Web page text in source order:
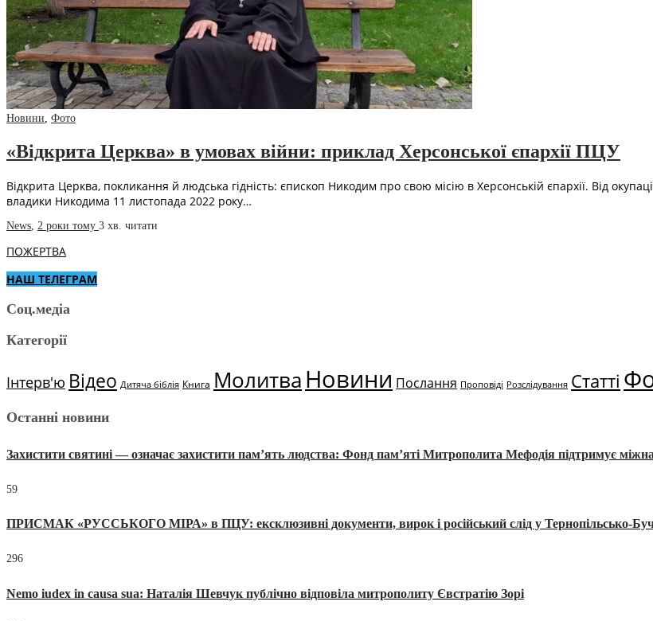
Новини, Фото
«Відкрита Церква» в умовах війни: приклад Херсонської єпархії ПЦУ
Відкрита Церква, покликання й людська гідність: єпископ Никодим про свою місію в Херсонській єпархії. Від
владики Никодима 11 листопада 2022 року…
News, 2 роки тому 3 хв. читати
ПОЖЕРТВА
НАШ ТЕЛЕГРАМ
Соц.медіа
Категорії
Інтерв'ю Відео Дитяча біблія Книга МолитваНовини Послання Проповіді Розслідування Статті
Останні новини
Захистити святині — означає захистити пам’ять людства: Фонд пам’яті Митрополита Мефодія підтримує
59
ПРИСМАК «РУССЬКОГО МІРА» в ПЦУ: ексклюзивні документи, вирок і російський слід у Тернопільсько-
296
Nemo iudex in causa sua: Наталія Шевчук публічно відповіла митрополиту Євстратію Зорі